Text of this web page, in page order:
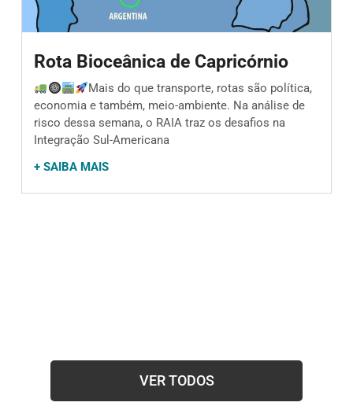
Rota Bioceânica de Capricórnio
Mais do que transporte, rotas são política,
economia e também, meio-ambiente. Na análise de
risco dessa semana, o RAIA traz os desafios na
Integração Sul-Americana
+ SAIBA MAIS
VER TODOS